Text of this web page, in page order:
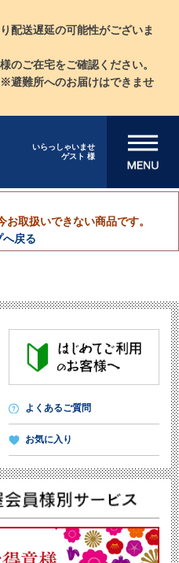
配送遅延の可能性がございま
のご在宅をご確認ください。
避難所へのお届けはできませ
いらっしゃいませ
ゲスト 様
メニューを開
取扱いできない商品です。
へ戻る
よくあるご質問
お気に入り